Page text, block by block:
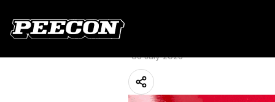
solution
06 July 2026